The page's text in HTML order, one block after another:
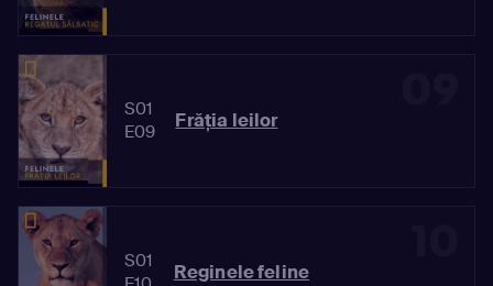
S01
E09
Frăția leilor
S01
Reginele feline